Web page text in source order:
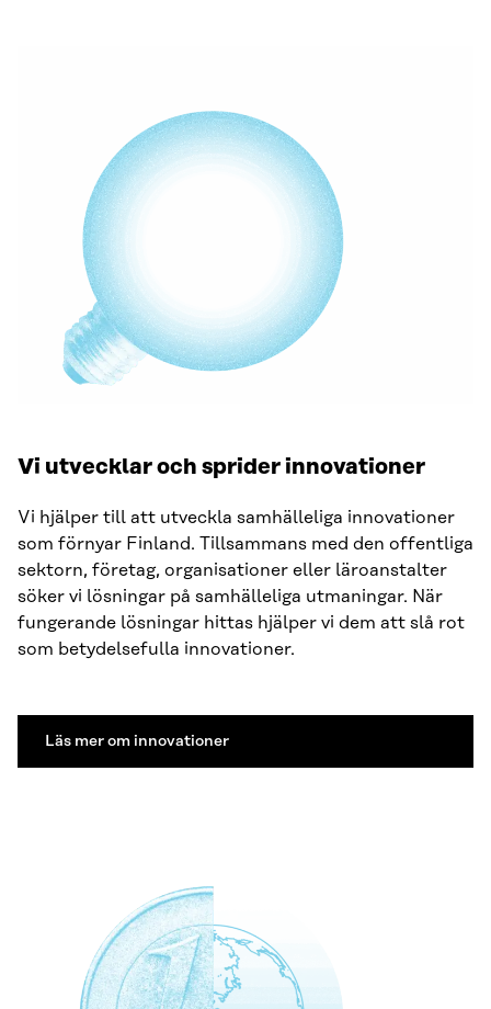
Vi utvecklar och sprider innovationer
Vi hjälper till att utveckla samhälleliga innovationer
som förnyar Finland. Tillsammans med den offentliga
sektorn, företag, organisationer eller läroanstalter
söker vi lösningar på samhälleliga utmaningar. När
fungerande lösningar hittas hjälper vi dem att slå rot
som betydelsefulla innovationer.
Läs mer om innovationer